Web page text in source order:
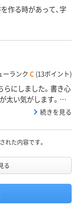
作る時があって、字
ーランク C (13ポイント)
らにしました。書き心
太い気がします。ペ
続きを見る
れた内容です。
る